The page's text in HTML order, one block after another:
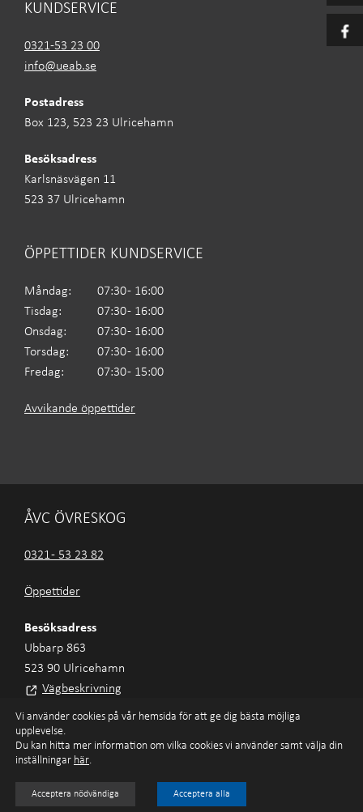
KUNDSERVICE
0321-53 23 00
info@ueab.se
Postadress
Box 123, 523 23 Ulricehamn
Besöksadress
Karlsnäsvägen 11
523 37 Ulricehamn
ÖPPETTIDER KUNDSERVICE
Måndag:
07:30 - 16:00
Tisdag:
07:30 - 16:00
Onsdag:
07:30 - 16:00
Torsdag:
07:30 - 16:00
Fredag:
07:30 - 15:00
Avvikande öppettider
ÅVC ÖVRESKOG
0321 - 53 23 82
Öppettider
Besöksadress
Ubbarp 863
523 90 Ulricehamn
Vägbeskrivning
Ulricehamns Energi AB
Tillgänglighet
©
Ella&Sigrid
Vi använder cookies på vår hemsida för att ge dig bästa möjliga
upplevelse.
Du kan hitta mer information om vilka cookies vi använder samt välja din
inställningar här.
Acceptera alla
Acceptera nödvändiga